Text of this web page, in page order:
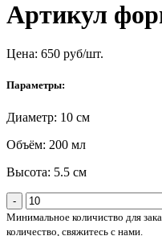
Артикул
Цена: 650 руб/шт.
Параметры:
Диаметр: 10 см
Объём: 200 мл
Высота: 5.5 см
-
Минимальное количиство для
количество, свяжитесь с нами.